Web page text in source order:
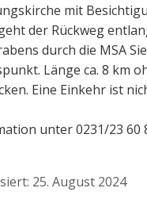
mit
der Rückweg
durch die MSA
Länge ca. 8 km
Eine Einkehr ist
unter 0231/23 60
25. August 2024